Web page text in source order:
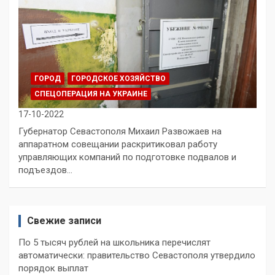
ГОРОД
ГОРОДСКОЕ ХОЗЯЙСТВО
СПЕЦОПЕРАЦИЯ НА УКРАИНЕ
17-10-2022
Губернатор Севастополя Михаил Развожаев на
аппаратном совещании раскритиковал работу
управляющих компаний по подготовке подвалов и
подъездов…
Свежие записи
По 5 тысяч рублей на школьника перечислят
автоматически: правительство Севастополя утвердило
порядок выплат